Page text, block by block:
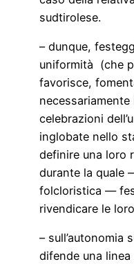
sudtirolese.
– dunque,
uniformità (che
favorisce,
celebrazioni
inglobate nello
definire una loro
durante la quale
folcloristica —
rivendicare le
– sull’autonomia
difende una